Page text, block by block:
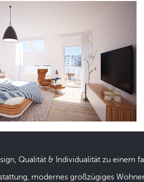
Qualität & Individualität zu einem
modernes großzügiges